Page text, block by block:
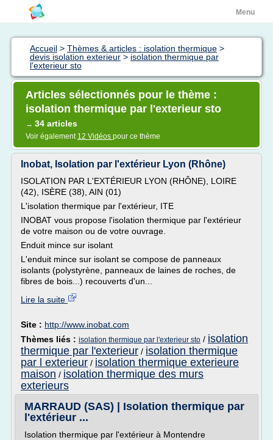
Menu
Accueil > Thèmes & articles : isolation thermique >
devis isolation exterieur > isolation thermique par
l'exterieur sto
Articles sélectionnés pour le thème :
isolation thermique par l'exterieur sto
→ 34 articles
Voir également 12 Vidéos pour ce thème
Inobat, Isolation par l'extérieur Lyon (Rhône)
ISOLATION PAR L'EXTÉRIEUR LYON (RHÔNE), LOIRE
(42), ISÈRE (38), AIN (01)
L'isolation thermique par l'extérieur, ITE
INOBAT vous propose l'isolation thermique par l'extérieur
de votre maison ou de votre ouvrage.
Enduit mince sur isolant
L'enduit mince sur isolant se compose de panneaux
isolants (polystyrène, panneaux de laines de roches, de
fibres de bois...) recouverts d'un...
Lire la suite
Site : http://www.inobat.com
Thèmes liés : isolation thermique par l'exterieur sto / isolation
thermique par l'exterieur / isolation thermique
par l exterieur / isolation thermique exterieure
maison / isolation thermique des murs
exterieurs
MARRAUD (SAS) | Isolation thermique par
l'extérieur ...
Isolation thermique par l'extérieur à Montendre